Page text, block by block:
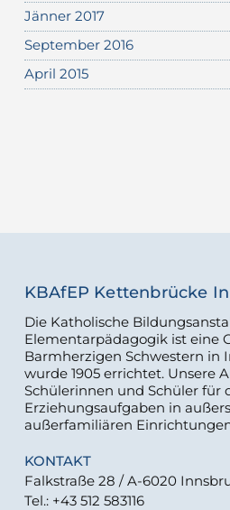
Jänner 2017
September 2016
April 2015
KBAfEP Kettenbrücke
Die Katholische
Elementarpädagogik ist eine
Barmherzigen Schwestern in
wurde 1905 errichtet. Unsere
Schülerinnen und Schüler für
Erziehungsaufgaben in
außerfamiliären
KONTAKT
Falkstraße 28 / A-6020
Tel.: +43 512 583116